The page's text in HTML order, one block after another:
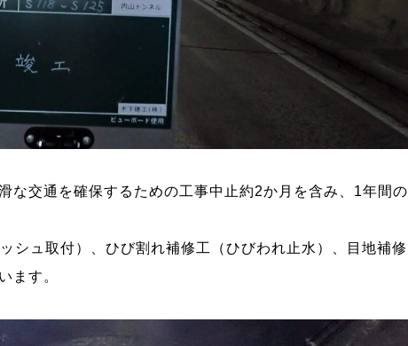
な交通を確保するための工事中止約2か月を含み、1年間の
シュ取付）、ひび割れ補修工（ひびわれ止水）、目地補修
ます。